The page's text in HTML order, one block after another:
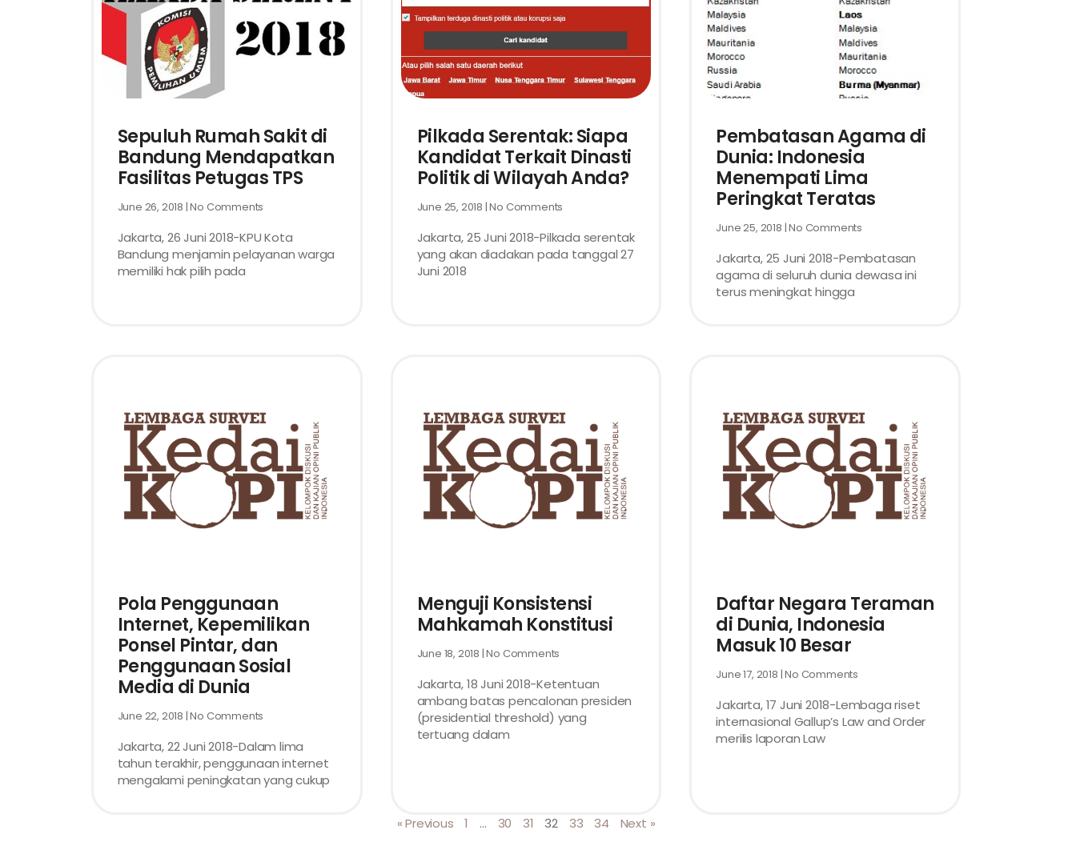
Sepuluh Rumah Sakit di
Bandung Mendapatkan
Fasilitas Petugas TPS
June 26, 2018 No Comments
Jakarta, 26 Juni 2018-KPU Kota
Bandung menjamin pelayanan warga
memiliki hak pilih pada
Pilkada Serentak: Siapa
Kandidat Terkait Dinasti
Politik di Wilayah Anda?
June 25, 2018 No Comments
Jakarta, 25 Juni 2018-Pilkada serentak
yang akan diadakan pada tanggal 27
Juni 2018
Pembatasan Agama di
Dunia: Indonesia
Menempati Lima
Peringkat Teratas
June 25, 2018 No Comments
Jakarta, 25 Juni 2018-Pembatasan
agama di seluruh dunia dewasa ini
terus meningkat hingga
Pola Penggunaan
Internet, Kepemilikan
Ponsel Pintar, dan
Penggunaan Sosial
Media di Dunia
June 22, 2018 No Comments
Jakarta, 22 Juni 2018-Dalam lima
tahun terakhir, penggunaan internet
mengalami peningkatan yang cukup
Menguji Konsistensi
Mahkamah Konstitusi
June 18, 2018 No Comments
Jakarta, 18 Juni 2018-Ketentuan
ambang batas pencalonan presiden
(presidential threshold) yang
tertuang dalam
Daftar Negara Teraman
di Dunia, Indonesia
Masuk 10 Besar
June 17, 2018 No Comments
Jakarta, 17 Juni 2018-Lembaga riset
internasional Gallup’s Law and Order
merilis laporan Law
« Previous 1 … 30 31 32 33 34 Next »